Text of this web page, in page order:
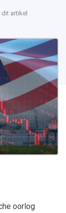
dit artikel
oorlog